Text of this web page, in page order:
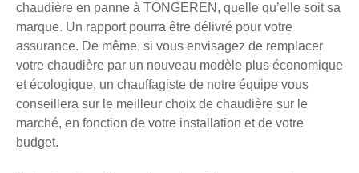
chaudière en panne à TONGEREN, quelle qu’elle soit sa
marque. Un rapport pourra être délivré pour votre
assurance. De même, si vous envisagez de remplacer
votre chaudière par un nouveau modèle plus économique
et écologique, un chauffagiste de notre équipe vous
conseillera sur le meilleur choix de chaudière sur le
marché, en fonction de votre installation et de votre
budget.